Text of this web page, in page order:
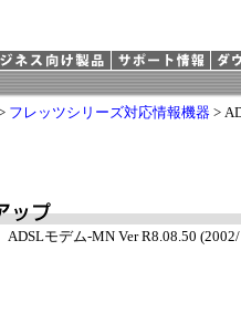
フレッツシリーズ対応情報機器 >
ADSLモデム-MN Ver R8.08.50